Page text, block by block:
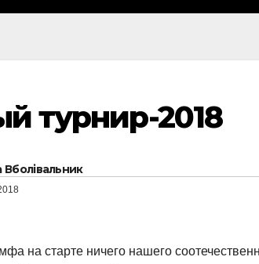
турнир-2018
Вболівальник
на старте ничего нашего